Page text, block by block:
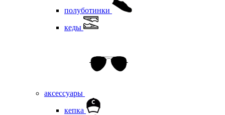
полуботинки
кеды
аксессуары
кепка